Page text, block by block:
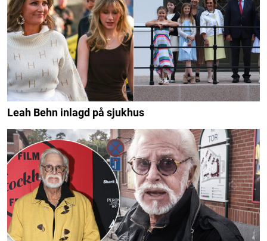
Leah Behn inlagd på sjukhus